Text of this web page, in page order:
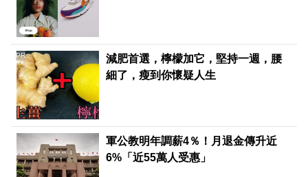
減肥首選，檸檬加它，堅持一週，腰
細了，瘦到你懷疑人生
PR
軍公教明年調薪4％！月退金傳升近
6%「近55萬人受惠」